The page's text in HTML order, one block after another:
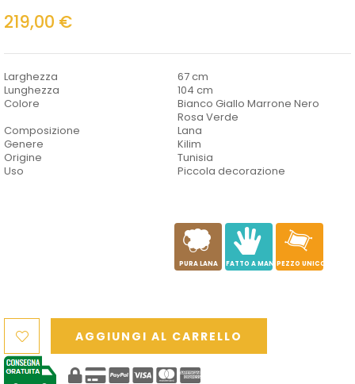
219,00 €
Larghezza
67 cm
Lunghezza
104 cm
Colore
Bianco Giallo Marrone Nero
Rosa Verde
Composizione
Lana
Genere
Kilim
Origine
Tunisia
Uso
Piccola decorazione
a
PURA LANA
c
FATTO A MANO
h
PEZZO UNICO
AGGIUNGI AL CARRELLO